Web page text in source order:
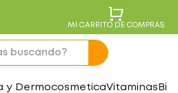
MI CARRITO DE COMPRAS
y DermocosmeticaVitaminas